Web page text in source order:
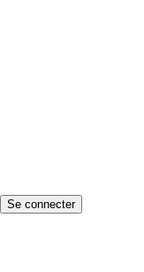
Se connecter